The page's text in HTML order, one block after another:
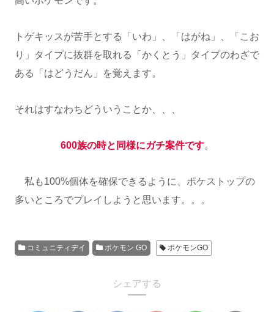
トゲキッスが苦手とする「いわ」、「はがね」、「こお
り」タイプに抜群を取れる「かくとう」タイプのわざで
ある「はどうだん」を覚えます。
それはすなわちどういうことか、、、
600族の時と同様にガチ案件です。
私も100%個体を確保できるように、ポケストップの
多いところでプレイしようと思います。。。
コミュニティデイ ポケモン GO ポケモンGO
シェアする